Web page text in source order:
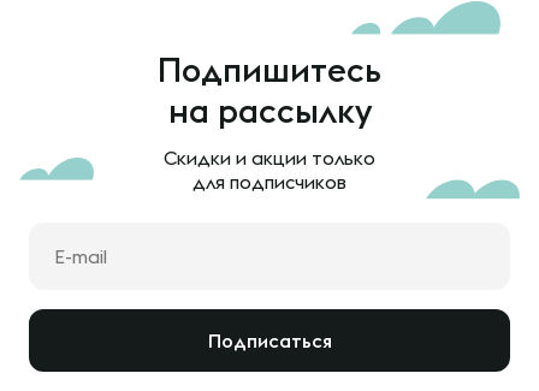
Подпишитесь
на рассылку
Скидки и акции только
для подписчиков
Подписаться